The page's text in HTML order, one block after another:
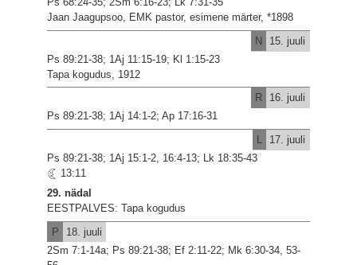
Jaan Jaagupsoo, EMK pastor, esimene märter, *1898
N
15. juuli
Ps 89:21-38; 1Aj 11:15-19; Kl 1:15-23
Tapa kogudus, 1912
R
16. juuli
Ps 89:21-38; 1Aj 14:1-2; Ap 17:16-31
17. juuli
Ps 89:21-38; 1Aj 15:1-2, 16:4-13; Lk 18:35-43
13:11
29. nädal
EESTPALVES: Tapa kogudus
P
18. juuli
2Sm 7:1-14a; Ps 89:21-38; Ef 2:11-22; Mk 6:30-34, 53-